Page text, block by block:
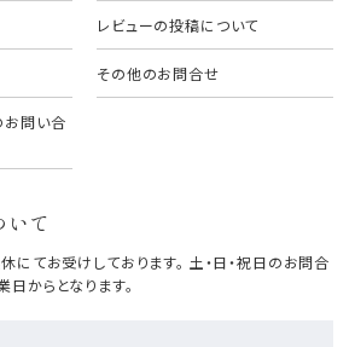
レビューの投稿について
その他のお問合せ
お問い合
て
にてお受けしております。 土・日・祝日のお問合
からとなります。